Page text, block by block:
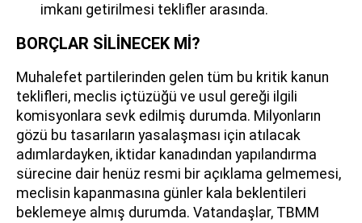
imkanı getirilmesi teklifler arasında.
BORÇLAR SİLİNECEK Mİ?
Muhalefet partilerinden gelen tüm bu kritik kanun
teklifleri, meclis içtüzüğü ve usul gereği ilgili
komisyonlara sevk edilmiş durumda. Milyonların
gözü bu tasarıların yasalaşması için atılacak
adımlardayken, iktidar kanadından yapılandırma
sürecine dair henüz resmi bir açıklama gelmemesi,
meclisin kapanmasına günler kala beklentileri
beklemeye almış durumda. Vatandaşlar, TBMM